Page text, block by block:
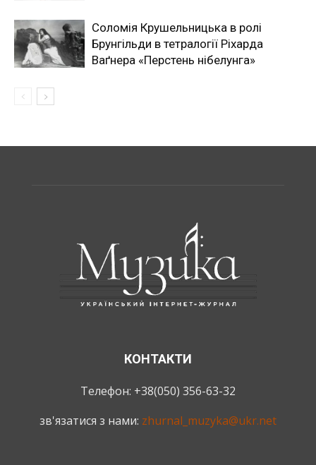
Соломія Крушельницька в ролі
Брунгільди в тетралогії Ріхарда
Ваґнера «Перстень нібелунга»
КОНТАКТИ
Телефон: +38(050) 356-63-32
зв'язатися з нами: zhurnal_muzyka@ukr.net